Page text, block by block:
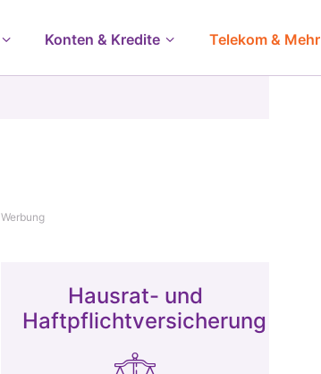
Konten & Kredite Telekom & Mehr
Werbung
Hausrat- und
Haftpflichtversicherung